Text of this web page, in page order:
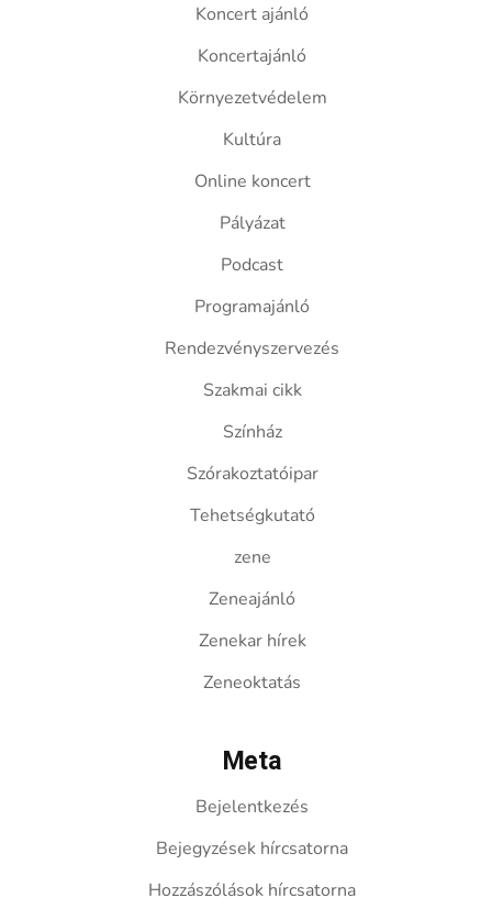
Koncert ajánló
Koncertajánló
Környezetvédelem
Kultúra
Online koncert
Pályázat
Podcast
Programajánló
Rendezvényszervezés
Szakmai cikk
Színház
Szórakoztatóipar
Tehetségkutató
zene
Zeneajánló
Zenekar hírek
Zeneoktatás
Meta
Bejelentkezés
Bejegyzések hírcsatorna
Hozzászólások hírcsatorna